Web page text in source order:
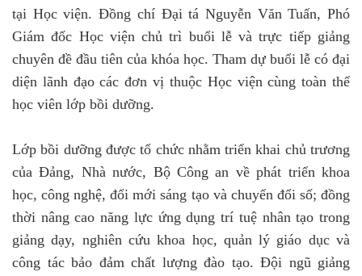
tại Học viện. Đồng chí Đại tá Nguyễn Văn Tuấn, Phó
Giám đốc Học viện chủ trì buổi lễ và trực tiếp giảng
chuyên đề đầu tiên của khóa học. Tham dự buổi lễ có đại
diện lãnh đạo các đơn vị thuộc Học viện cùng toàn thể
học viên lớp bồi dưỡng.
Lớp bồi dưỡng được tổ chức nhằm triển khai chủ trương
của Đảng, Nhà nước, Bộ Công an về phát triển khoa
học, công nghệ, đổi mới sáng tạo và chuyển đổi số; đồng
thời nâng cao năng lực ứng dụng trí tuệ nhân tạo trong
giảng dạy, nghiên cứu khoa học, quản lý giáo dục và
công tác bảo đảm chất lượng đào tạo. Đội ngũ giảng